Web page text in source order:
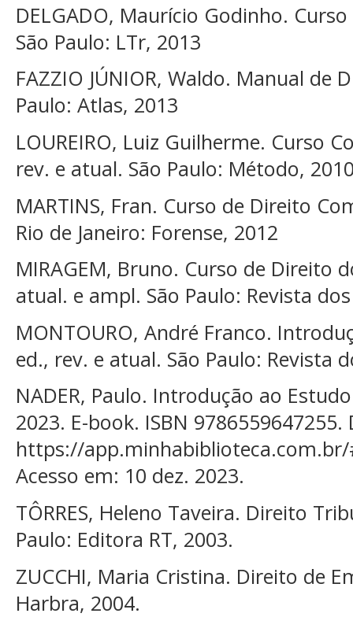
DELGADO, Maurício Godinho.
São Paulo: LTr, 2013
FAZZIO JÚNIOR, Waldo. Manual de
Paulo: Atlas, 2013
LOUREIRO, Luiz Guilherme. Curso
rev. e atual. São Paulo: Método,
MARTINS, Fran. Curso de Direito
Rio de Janeiro: Forense, 2012
MIRAGEM, Bruno. Curso de Direito
atual. e ampl. São Paulo: Revista
MONTOURO, André Franco.
ed., rev. e atual. São Paulo: Revista
NADER, Paulo. Introdução ao
2023. E-book. ISBN
https://
Acesso em: 10 dez. 2023.
TÔRRES, Heleno Taveira. Direito
Paulo: Editora RT, 2003.
ZUCCHI, Maria Cristina. Direito de
Harbra, 2004.